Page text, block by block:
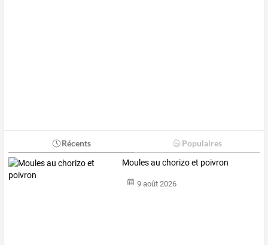
Récents Populaires
Moules au chorizo et poivron
9 août 2026